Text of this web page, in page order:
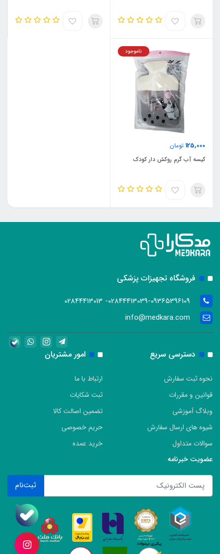
125,000 تومان
ناموجود
کیسه آب گرم روکش دار کودک
فروشگاه تجهیزات پزشکی
02844413039-09365396109- 02844413013
info@medkara.com
دسترسی سریع
نحوه ثبت سفارش
قوانین و مقررات
وبلاگ آموزشی
شیوه های ارسال سفارش
سوالات متداول
امور مشتریان
ارتباط با ما
ثبت شکایات
تضمین اصالت کالا
حریم خصوصی
خرید عمده
عضویت خبرنامه
ثبت‌نام